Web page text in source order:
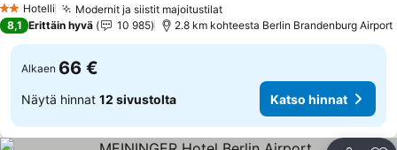
2 Tähtiluokitus
Hotelli Modernit ja siistit majoitustilatKatso hinnat
8,1 Erittäin hyvä 10 985 2.8 km kohteesta Berlin Brandenburg Airport
Alkaen 66 €
Näytä hinnat 12 sivustolta Katso hinnat